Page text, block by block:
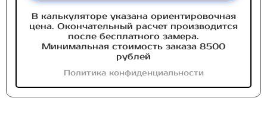
В калькуляторе указана ориентировочная
цена. Окончательный расчет производится
после бесплатного замера.
Минимальная стоимость заказа 8500
рублей
Политика конфиденциальности